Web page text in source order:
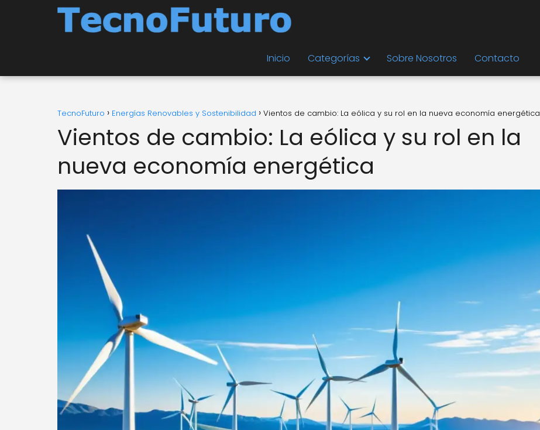
Inicio Categorías Sobre Nosotros Contacto
TecnoFuturo Energías Renovables y Sostenibilidad Vientos de cambio: La eólica y su rol en la nueva economía energética
Vientos de cambio: La eólica y su rol en la
nueva economía energética